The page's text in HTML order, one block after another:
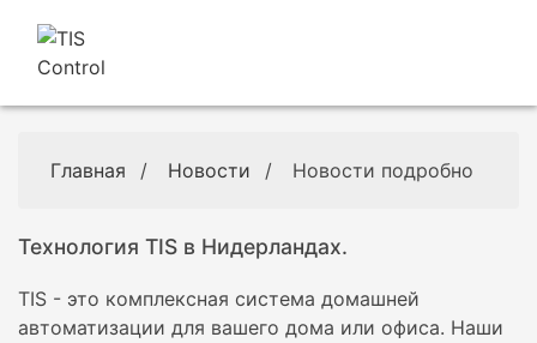
Главная / Новости / Новости подробно
Технология TIS в Нидерландах.
TIS - это комплексная система домашней
автоматизации для вашего дома или офиса. Наши